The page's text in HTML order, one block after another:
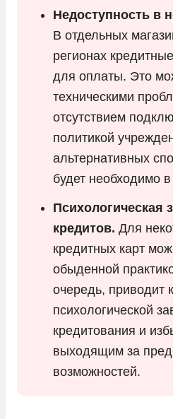
Недоступность в
В отдельных
регионах
для оплаты. Это
техническими
отсутствием
политикой
альтернативных
будет необходимо в
Психологическая
кредитов. Для
кредитных карт
обыденной
очередь, приводит
психологической
кредитования и
выходящим за
возможностей.